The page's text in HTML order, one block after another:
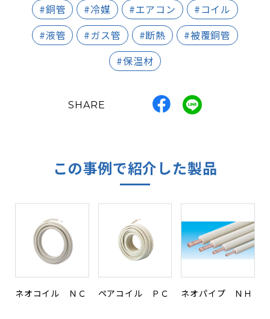
#銅管
#冷媒 #エアコン
#コイル
#液管
#ガス管 #断熱
#被覆銅管
#保温材
SHARE
この事例で紹介した製品
ネオコイル ＮＣ ペアコイル ＰＣ ネオパイプ ＮＨ